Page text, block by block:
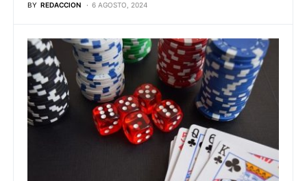
BY REDACCION 6 AGOSTO, 2024